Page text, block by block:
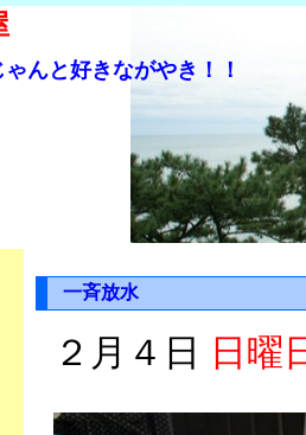
んと好きながやき！！
一斉放水
２月４日 日曜